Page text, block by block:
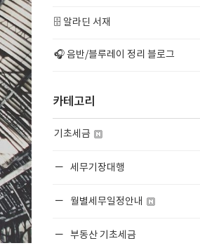
🗄️ 알라딘 서재
🎧 음반/블루레이 정리 블로그
카테고리
기초세금
세무기장대행
월별세무일정안내
부동산 기초세금